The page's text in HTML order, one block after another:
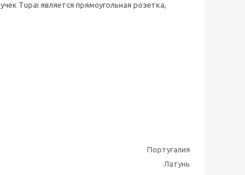
Tupai является прямоугольная розетка,
Португалия
Латунь